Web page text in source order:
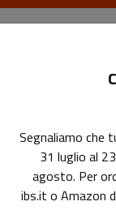
di
ed
Segnaliamo
31 luglio al
agosto. Per
ibs.it o Amazon